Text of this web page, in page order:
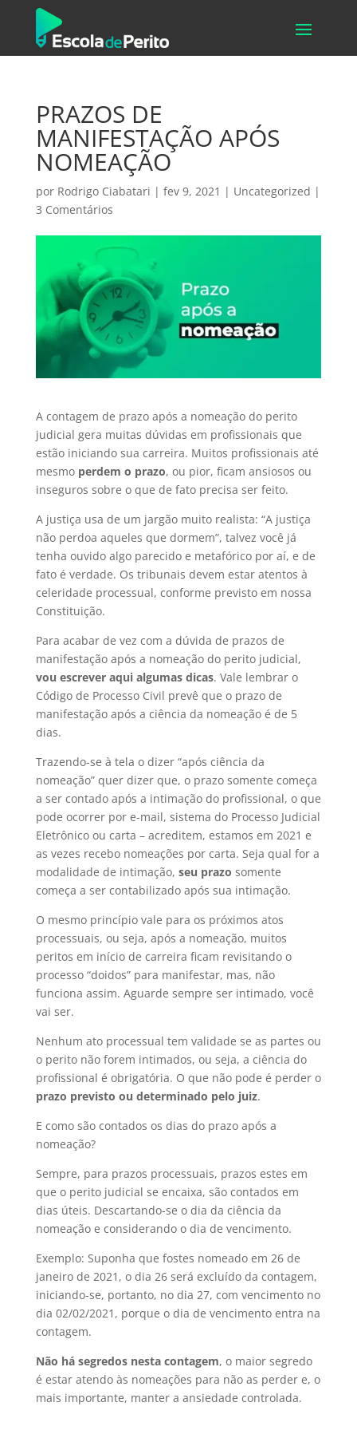
PRAZOS DE
MANIFESTAÇÃO APÓS
NOMEAÇÃO
por Rodrigo Ciabatari | fev 9, 2021 | Uncategorized |
3 Comentários
A contagem de prazo após a nomeação do perito
judicial gera muitas dúvidas em profissionais que
estão iniciando sua carreira. Muitos profissionais até
mesmo perdem o prazo, ou pior, ficam ansiosos ou
inseguros sobre o que de fato precisa ser feito.
A justiça usa de um jargão muito realista: “A justiça
não perdoa aqueles que dormem”, talvez você já
tenha ouvido algo parecido e metafórico por aí, e de
fato é verdade. Os tribunais devem estar atentos à
celeridade processual, conforme previsto em nossa
Constituição.
Para acabar de vez com a dúvida de prazos de
manifestação após a nomeação do perito judicial,
vou escrever aqui algumas dicas. Vale lembrar o
Código de Processo Civil prevê que o prazo de
manifestação após a ciência da nomeação é de 5
dias.
Trazendo-se à tela o dizer “após ciência da
nomeação” quer dizer que, o prazo somente começa
a ser contado após a intimação do profissional, o que
pode ocorrer por e-mail, sistema do Processo Judicial
Eletrônico ou carta – acreditem, estamos em 2021 e
as vezes recebo nomeações por carta. Seja qual for a
modalidade de intimação, seu prazo somente
começa a ser contabilizado após sua intimação.
O mesmo princípio vale para os próximos atos
processuais, ou seja, após a nomeação, muitos
peritos em início de carreira ficam revisitando o
processo “doidos” para manifestar, mas, não
funciona assim. Aguarde sempre ser intimado, você
vai ser.
Nenhum ato processual tem validade se as partes ou
o perito não forem intimados, ou seja, a ciência do
profissional é obrigatória. O que não pode é perder o
prazo previsto ou determinado pelo juiz.
E como são contados os dias do prazo após a
nomeação?
Sempre, para prazos processuais, prazos estes em
que o perito judicial se encaixa, são contados em
dias úteis. Descartando-se o dia da ciência da
nomeação e considerando o dia de vencimento.
Exemplo: Suponha que fostes nomeado em 26 de
janeiro de 2021, o dia 26 será excluído da contagem,
iniciando-se, portanto, no dia 27, com vencimento no
dia 02/02/2021, porque o dia de vencimento entra na
contagem.
Não há segredos nesta contagem, o maior segredo
é estar atendo às nomeações para não as perder e, o
mais importante, manter a ansiedade controlada.